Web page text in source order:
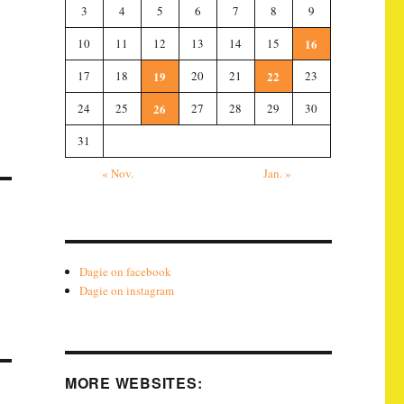
3 4 5 6 7 8
9
10
11 12 13 14 15 16
17 18 19 20 21 22
23
24
25 26 27 28 29
30
31
« Nov.
Jan. »
Dagie on facebook
Dagie on instagram
MORE WEBSITES: